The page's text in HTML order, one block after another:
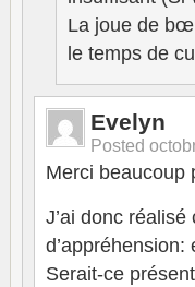
La joue de
le temps de
Evelyn
Posted
Merci beaucoup
J’ai donc
Serait-ce